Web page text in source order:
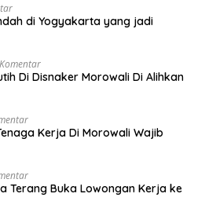
di Yogyakarta yang jadi
Di Disnaker Morowali Di Alihkan
Kerja Di Morowali Wajib
Terang Buka Lowongan Kerja ke